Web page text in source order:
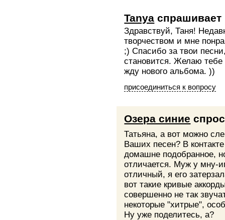
Tanya спрашивает
Здравствуй, Таня!
творчеством и мне
;) Спасибо за твои
становится. Желаю
жду нового альбома. ))
присоединиться к вопросу
Озера синие
Татьяна, а вот можно
Ваших песен? В
домашне подобранное,
отличается. Муж у мну-
отличный, я его
вот такие кривые
совершенно не так
некоторые "хитрые",
Ну уже поделитесь, а?